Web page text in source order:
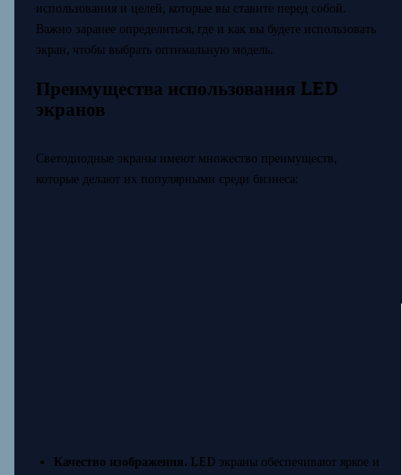
использования и целей, которые вы ставите перед собой.
Важно заранее определиться, где и как вы будете использовать
экран, чтобы выбрать оптимальную модель.
Преимущества использования LED
экранов
Светодиодные экраны имеют множество преимуществ,
которые делают их популярными среди бизнеса:
Качество изображения.LED экраны обеспечивают яркое и